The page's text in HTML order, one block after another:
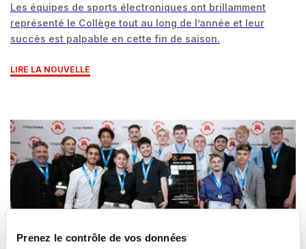
Prenez le contrôle de vos données
Les équipes de sports électroniques ont brillamment
représenté le Collège tout au long de l’année et leur
succès est palpable en cette fin de saison.
LIRE LA NOUVELLE